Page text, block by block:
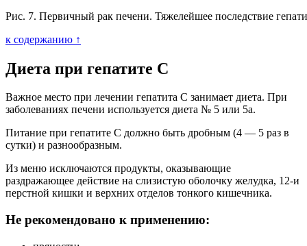
Рис. 7. Первичный рак печени. Тяжелейшее последствие
к содержанию ↑
Диета при гепатите С
Важное место при лечении гепатита С занимает диета. При
заболеваниях печени используется диета № 5 или 5а.
Питание при гепатите С должно быть дробным (4 — 5 раз в
сутки) и разнообразным.
Из меню исключаются продукты, оказывающие
раздражающее действие на слизистую оболочку желудка, 12-и
перстной кишки и верхних отделов тонкого кишечника.
Не рекомендовано к применению: